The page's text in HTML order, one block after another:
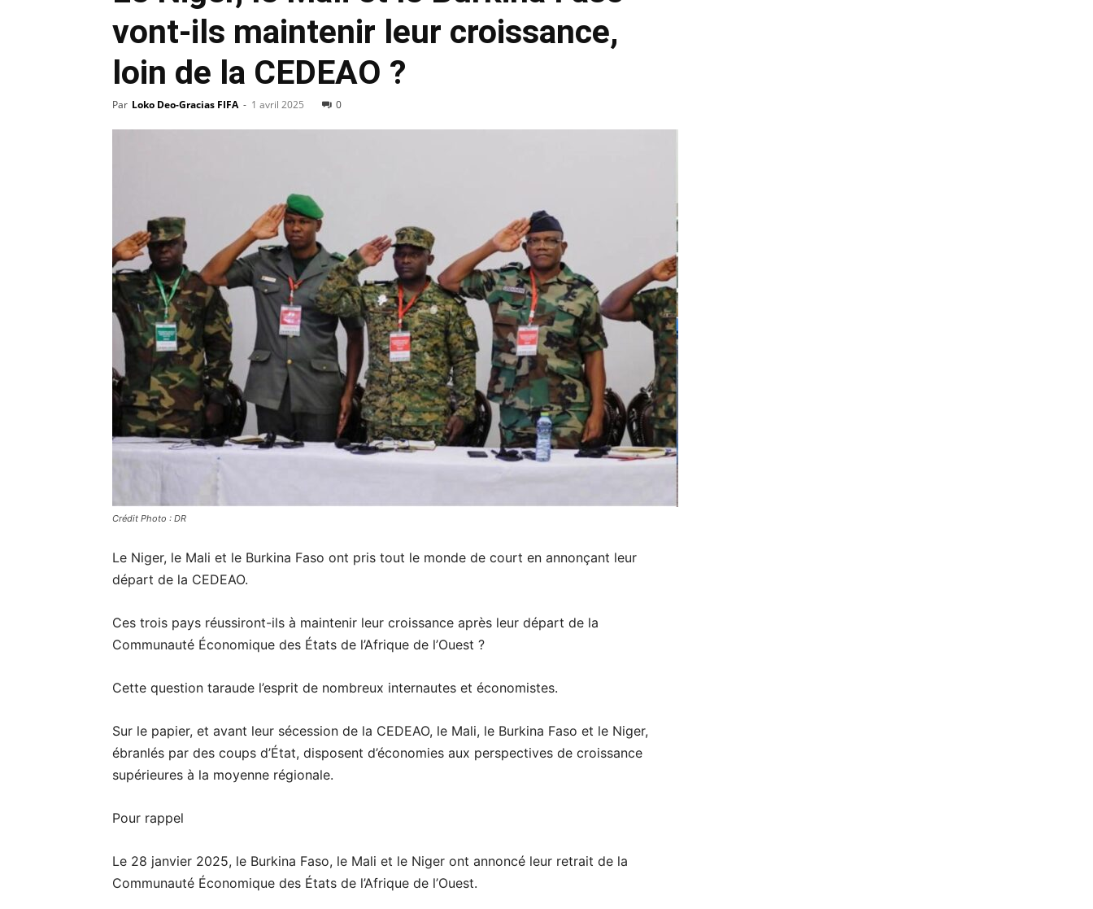
vont-ils maintenir leur croissance,
loin de la CEDEAO ?
Par Loko Deo-Gracias FIFA - 1 avril 2025 0
Crédit Photo : DR
Le Niger, le Mali et le Burkina Faso ont pris tout le monde de court en annonçant leur
départ de la CEDEAO.
Ces trois pays réussiront-ils à maintenir leur croissance après leur départ de la
Communauté Économique des États de l’Afrique de l’Ouest ?
Cette question taraude l’esprit de nombreux internautes et économistes.
Sur le papier, et avant leur sécession de la CEDEAO, le Mali, le Burkina Faso et le Niger,
ébranlés par des coups d’État, disposent d’économies aux perspectives de croissance
supérieures à la moyenne régionale.
Pour rappel
Le 28 janvier 2025, le Burkina Faso, le Mali et le Niger ont annoncé leur retrait de la
Communauté Économique des États de l’Afrique de l’Ouest.